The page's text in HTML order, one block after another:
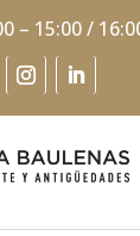
– 15:00 /